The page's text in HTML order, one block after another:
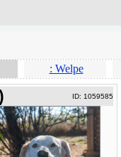
: Welpe
ID: 1059585